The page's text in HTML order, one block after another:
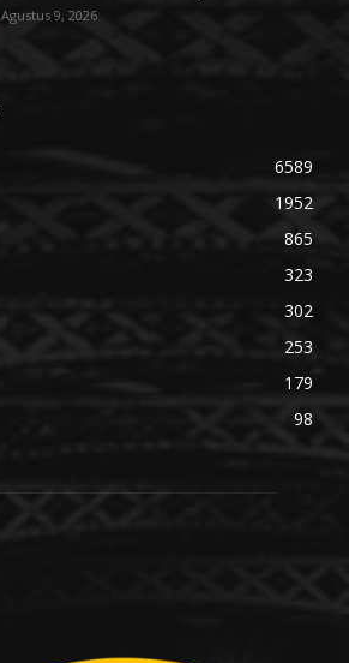
Agustus 9, 2026
6589
1952
865
323
302
253
179
98